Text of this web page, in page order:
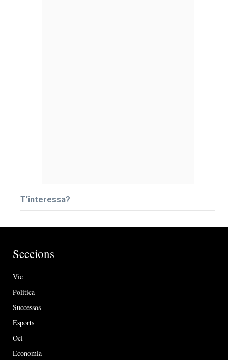
T’interessa?
Seccions
Vic
Política
Successos
Esports
Oci
Economia